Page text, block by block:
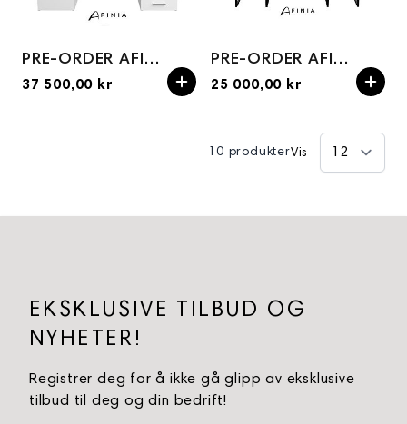
PRE-ORDER AFINIA SK07 cosmetic table
37 500,00 kr
PRE-ORDER AFINIA Style cosmetic table
25 000,00 kr
10 produkterVis
EKSKLUSIVE TILBUD OG
NYHETER!
Registrer deg for å ikke gå glipp av eksklusive
tilbud til deg og din bedrift!